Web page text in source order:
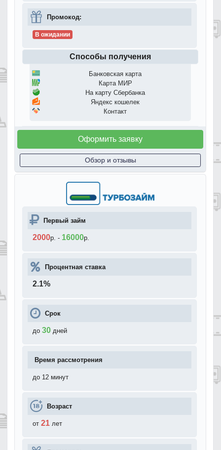
Промокод:
В ожидании
Способы получения
Банковская карта
Карта МИР
На карту Сбербанка
Яндекс кошелек
Контакт
Оформить заявку
Обзор и отзывы
Первый займ
2000р. - 16000р.
Процентная ставка
2.1%
Срок
до 30 дней
Время рассмотрения
до 12 минут
Возраст
от 21 лет